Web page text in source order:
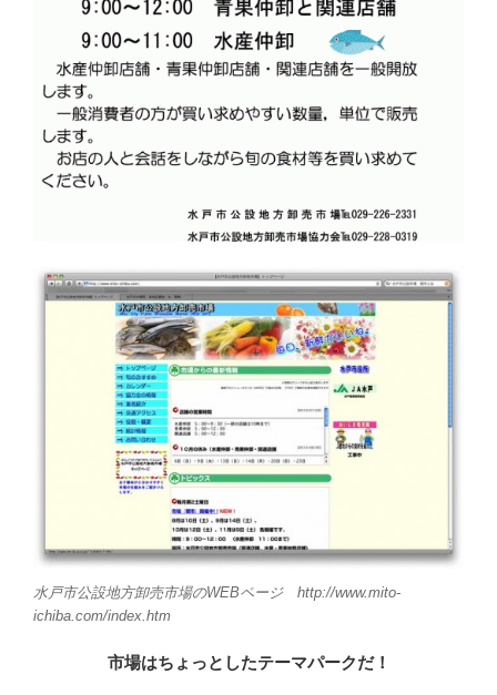
水戸市公設地方卸売市場のWEBページ http://www.mito-
ichiba.com/index.htm
市場はちょっとしたテーマパークだ！